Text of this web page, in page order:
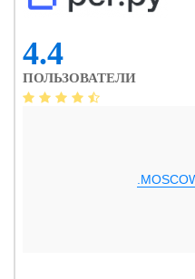
4.4
ПОЛЬЗОВАТЕЛИ